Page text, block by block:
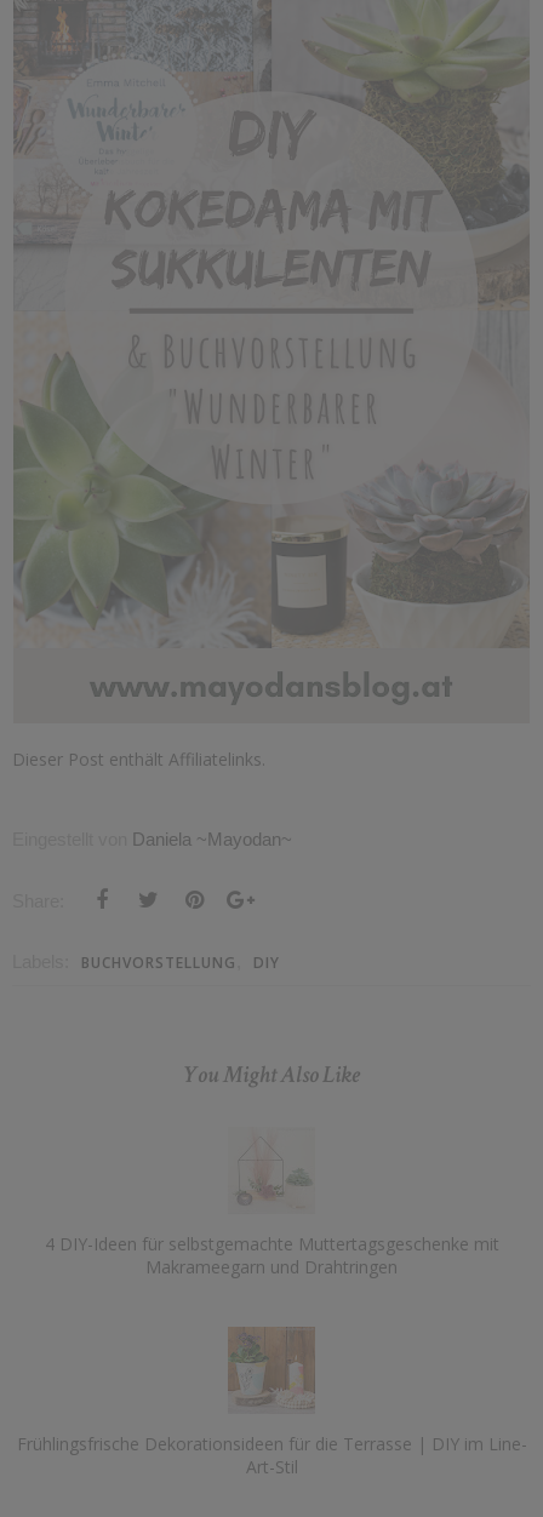
Dieser Post enthält Affiliatelinks.
Daniela ~Mayodan~
BUCHVORSTELLUNG DIY
You Might Also Like
4 DIY-Ideen für selbstgemachte Muttertagsgeschenke mit
Makrameegarn und Drahtringen
Frühlingsfrische Dekorationsideen für die Terrasse | DIY im Line-
Art-Stil